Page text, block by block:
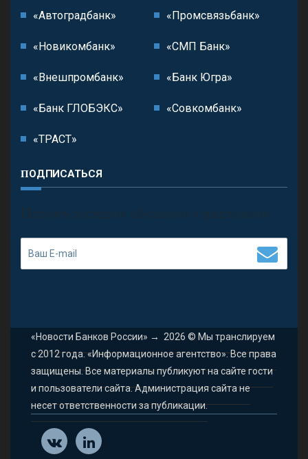
«Автоградбанк» «Промсвязьбанк»
«Новикомбанк» «СМП Банк»
«Внешпромбанк» «Банк Югра»
«Банк ГЛОБЭКС» «Совкомбанк»
«ТРАСТ»
ПОДПИСАТЬСЯ
П олучить последние обновления и предложения.
«Новости Банков России» → 2026 © Мы транслируем
с 2012 года. «Информационное агентство». Все права
защищены. Все материалы публикуют на сайте гости
и пользователи сайта. Администрация сайта не
несет ответственности за публикации.